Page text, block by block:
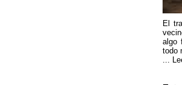
El
algo
todo